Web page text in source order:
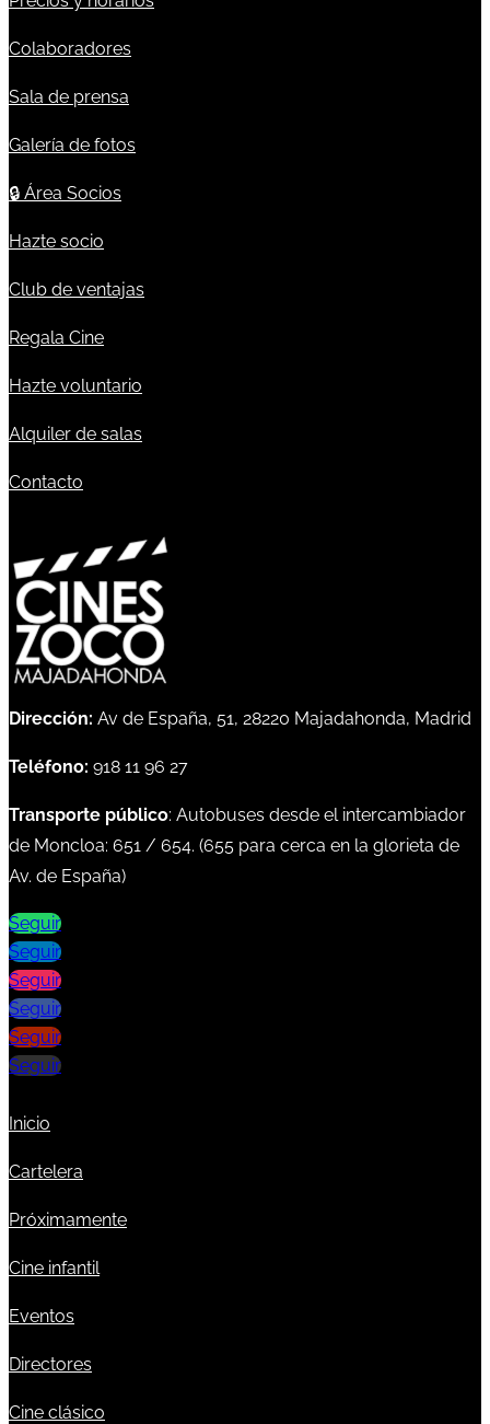
Colaboradores
Sala de prensa
Galería de fotos
🔒 Área Socios
Hazte socio
Club de ventajas
Regala Cine
Hazte voluntario
Alquiler de salas
Contacto
Dirección: Av de España, 51, 28220 Majadahonda, Madrid
Teléfono: 918 11 96 27
Transporte público: Autobuses desde el intercambiador
de Moncloa: 651 / 654. (655 para cerca en la glorieta de
Av. de España)
Seguir
Seguir
Seguir
Seguir
Seguir
Seguir
Inicio
Cartelera
Próximamente
Cine infantil
Eventos
Directores
Cine clásico